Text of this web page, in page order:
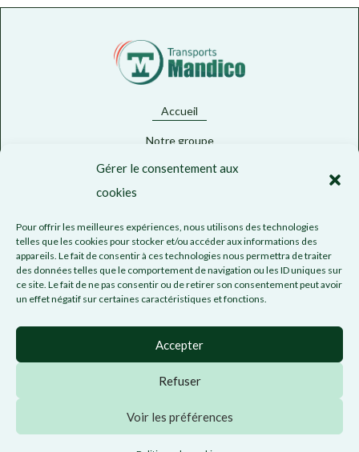
Gérer le consentement aux
cookies
Pour offrir les meilleures expériences, nous utilisons des technologies
telles que les cookies pour stocker et/ou accéder aux informations des
appareils. Le fait de consentir à ces technologies nous permettra de traiter
des données telles que le comportement de navigation ou les ID uniques sur
ce site. Le fait de ne pas consentir ou de retirer son consentement peut avoir
un effet négatif sur certaines caractéristiques et fonctions.
Accepter
Refuser
Voir les préférences
Accueil
Notre groupe
Activités
Actualités
Nous rejoindre
Contact
♥ parAgence Tabem